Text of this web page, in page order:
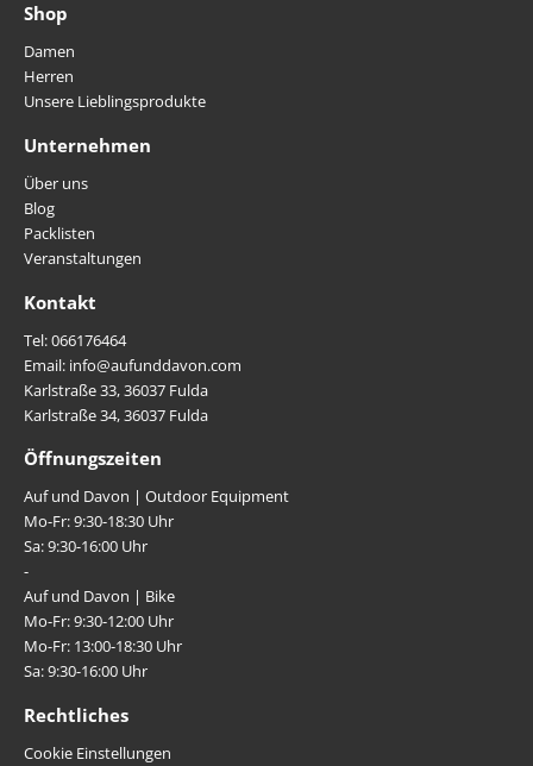
Shop
Damen
Herren
Unsere Lieblingsprodukte
Unternehmen
Über uns
Blog
Packlisten
Veranstaltungen
Kontakt
Tel: 066176464
Email: info@aufunddavon.com
Karlstraße 33, 36037 Fulda
Karlstraße 34, 36037 Fulda
Öffnungszeiten
Auf und Davon | Outdoor Equipment
Mo-Fr: 9:30-18:30 Uhr
Sa: 9:30-16:00 Uhr
-
Auf und Davon | Bike
Mo-Fr: 9:30-12:00 Uhr
Mo-Fr: 13:00-18:30 Uhr
Sa: 9:30-16:00 Uhr
Rechtliches
Cookie Einstellungen